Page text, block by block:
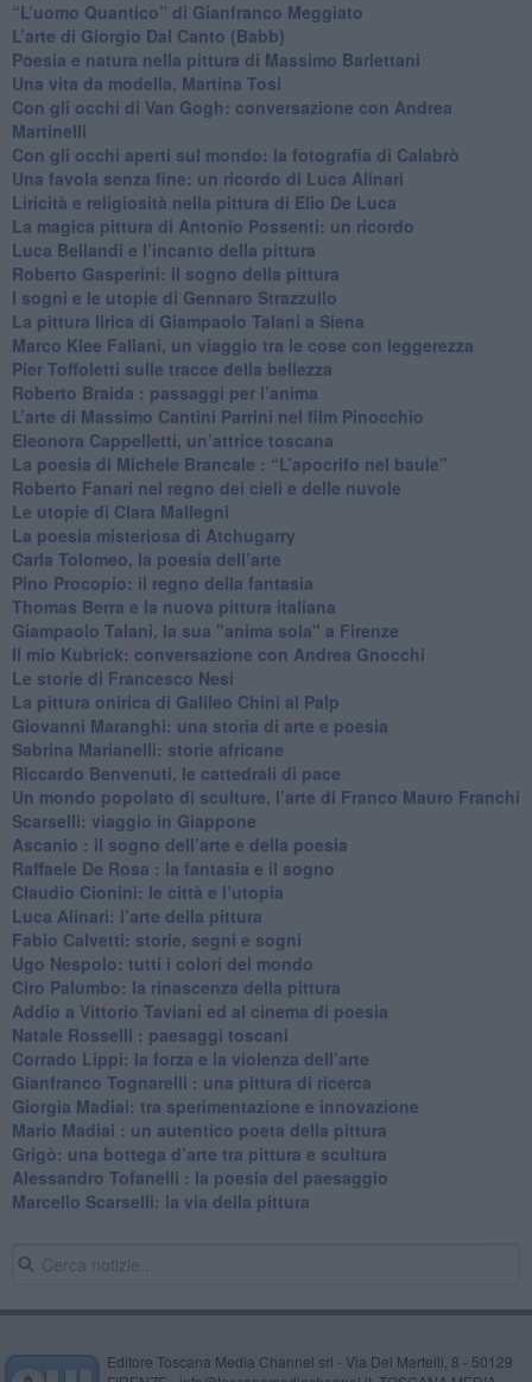
“L’uomo Quantico” di Gianfranco Meggiato
​L’arte di Giorgio Dal Canto (Babb)
Poesia e natura nella pittura di Massimo Barlettani
Una vita da modella, Martina Tosi
​Con gli occhi di Van Gogh: conversazione con Andrea
Martinelli
​Con gli occhi aperti sul mondo: la fotografia di Calabrò
Una favola senza fine: un ricordo di Luca Alinari
Liricità e religiosità nella pittura di Elio De Luca
La magica pittura di Antonio Possenti: un ricordo
Luca Bellandi e l’incanto della pittura
​Roberto Gasperini: il sogno della pittura
I sogni e le utopie di Gennaro Strazzullo
La pittura lirica di Giampaolo Talani a Siena
​Marco Klee Fallani, un viaggio tra le cose con leggerezza
​Pier Toffoletti sulle tracce della bellezza
​Roberto Braida : passaggi per l’anima
​L’arte di Massimo Cantini Parrini nel film Pinocchio
Eleonora Cappelletti, un’attrice toscana
​La poesia di Michele Brancale : “L’apocrifo nel baule"
Roberto Fanari nel regno dei cieli e delle nuvole
Le utopie di Clara Mallegni
​La poesia misteriosa di Atchugarry
Carla Tolomeo, la poesia dell’arte
Pino Procopio: il regno della fantasia
Thomas Berra e la nuova pittura italiana
Giampaolo Talani, la sua "anima sola" a Firenze
Il mio Kubrick: conversazione con Andrea Gnocchi
Le storie di Francesco Nesi
​La pittura onirica di Galileo Chini al Palp
​Giovanni Maranghi: una storia di arte e poesia
Sabrina Marianelli: storie africane
​Riccardo Benvenuti, le cattedrali di pace
​Un mondo popolato di sculture, l’arte di Franco Mauro Franchi
​Scarselli: viaggio in Giappone
​Ascanio : il sogno dell’arte e della poesia
Raffaele De Rosa : la fantasia e il sogno
​Claudio Cionini: le città e l’utopia
Luca Alinari: l’arte della pittura
​Fabio Calvetti: storie, segni e sogni
Ugo Nespolo: tutti i colori del mondo
​Ciro Palumbo: la rinascenza della pittura
​Addio a Vittorio Taviani ed al cinema di poesia
​Natale Rosselli : paesaggi toscani
​Corrado Lippi: la forza e la violenza dell’arte
Gianfranco Tognarelli : una pittura di ricerca
Giorgia Madiai: tra sperimentazione e innovazione
Mario Madiai : un autentico poeta della pittura
Grigò: una bottega d’arte tra pittura e scultura
Alessandro Tofanelli : la poesia del paesaggio
​Marcello Scarselli: la via della pittura
Editore Toscana Media Channel srl - Via Dei Martelli, 8 - 50129